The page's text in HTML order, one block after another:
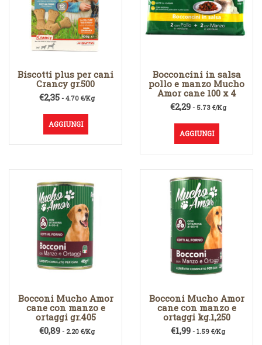
Biscotti plus per cani
Crancy gr.500
€2,35 - 4.70 €/Kg
AGGIUNGI
Bocconcini in salsa
pollo e manzo Mucho
Amor cane 100 x 4
€2,29- 5.73 €/Kg
AGGIUNGI
Bocconi Mucho Amor
cane con manzo e
ortaggi gr.405
€0,89 - 2.20 €/Kg
Bocconi Mucho Amor
cane con manzo e
ortaggi kg.1,250
€1,99 - 1.59 €/Kg